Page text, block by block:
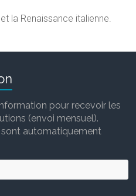
la Renaissance italienne.
pour recevoir les
(envoi mensuel).
automatiquement